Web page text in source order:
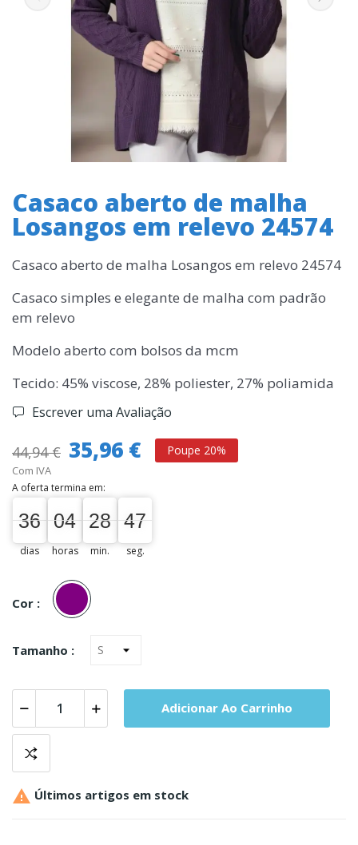
Casaco aberto de malha
Losangos em relevo 24574
Casaco aberto de malha Losangos em relevo 24574
Casaco simples e elegante de malha com padrão
em relevo
Modelo aberto com bolsos da mcm
Tecido: 45% viscose, 28% poliester, 27% poliamida
Escrever uma Avaliação
44,94 € 35,96 € Poupe 20%
Com IVA
A oferta termina em:
36
36
00
dias
04
04
00
horas
28
28
00
min.
46
47
seg.
Cor :
Roxo
Tamanho :
Adicionar Ao Carrinho
 Últimos artigos em stock